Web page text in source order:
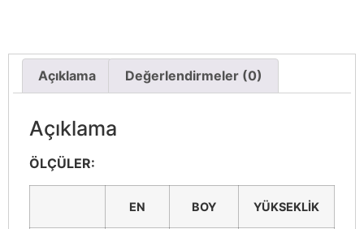
Açıklama Değerlendirmeler (0)
Açıklama
ÖLÇÜLER:
EN BOY YÜKSEKLİK